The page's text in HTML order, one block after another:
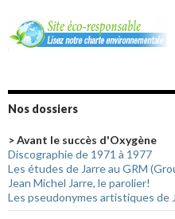
Nos dossiers
> Avant le succès d'Oxygène
Discographie de 1971 à 1977
Les études de Jarre au GRM
Jean Michel Jarre, le parolier!
Les pseudonymes artistiques de